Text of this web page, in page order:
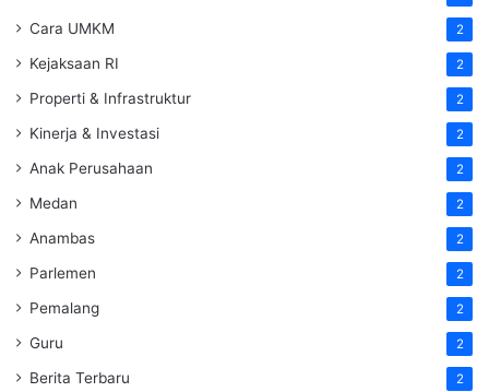
Cara UMKM 2
Kejaksaan RI 2
Properti & Infrastruktur 2
Kinerja & Investasi 2
Anak Perusahaan 2
Medan 2
Anambas 2
Parlemen 2
Pemalang 2
Guru 2
Berita Terbaru 2